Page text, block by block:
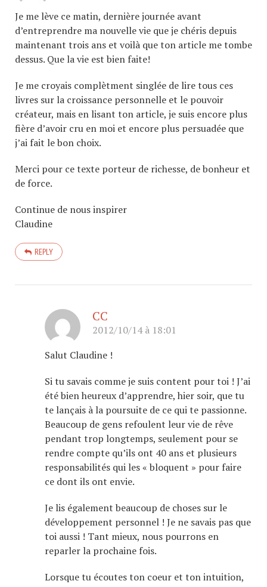
Je me lève ce matin, dernière journée avant
d’entreprendre ma nouvelle vie que je chéris depuis
maintenant trois ans et voilà que ton article me tombe
dessus. Que la vie est bien faite!
Je me croyais complètment singlée de lire tous ces
livres sur la croissance personnelle et le pouvoir
créateur, mais en lisant ton article, je suis encore plus
fière d’avoir cru en moi et encore plus persuadée que
j’ai fait le bon choix.
Merci pour ce texte porteur de richesse, de bonheur et
de force.
Continue de nous inspirer
Claudine
REPLY
CC
2012/10/14 à 18:01
Salut Claudine !
Si tu savais comme je suis content pour toi ! J’ai
été bien heureux d’apprendre, hier soir, que tu
te lançais à la poursuite de ce qui te passionne.
Beaucoup de gens refoulent leur vie de rêve
pendant trop longtemps, seulement pour se
rendre compte qu’ils ont 40 ans et plusieurs
responsabilités qui les « bloquent » pour faire
ce dont ils ont envie.
Je lis également beaucoup de choses sur le
développement personnel ! Je ne savais pas que
toi aussi ! Tant mieux, nous pourrons en
reparler la prochaine fois.
Lorsque tu écoutes ton coeur et ton intuition,